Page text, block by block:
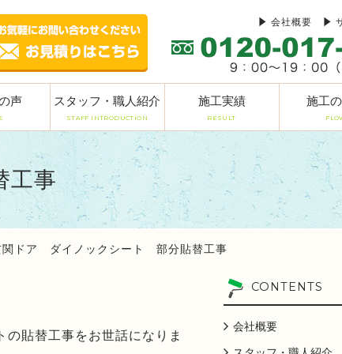
会社概要
声 スタッフ・職人紹介
STAFF INTRODUCTION
施工実績
RESULT
施工
事
関ドア ダイノックシート 部分貼替工事
貼替工事をお世話になりま
CONTENTS
会社概要